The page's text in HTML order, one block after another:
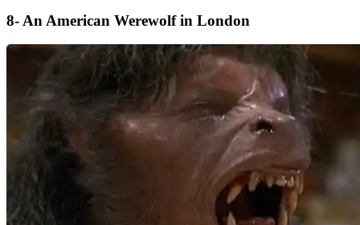
8- An American Werewolf in London